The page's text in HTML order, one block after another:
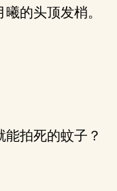
的头顶发梢。
拍死的蚊子？